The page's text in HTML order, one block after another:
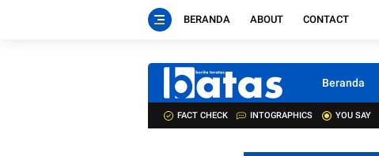
BERANDA ABOUT CONTACT
Beranda
FACT CHECK INTOGRAPHICS YOU SAY